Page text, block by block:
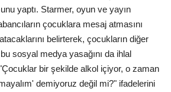
yaptı. Starmer, oyun ve yayın
çocuklara mesaj atmasını
belirterek, çocukların diğer
sosyal medya yasağını da ihlal
bir şekilde alkol içiyor, o zaman
demiyoruz değil mi?" ifadelerini